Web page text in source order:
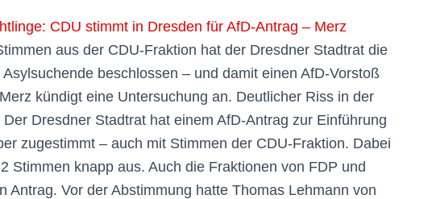
CDU stimmt in Dresden für AfD-Antrag – Merz
aus der CDU-Fraktion hat der Dresdner Stadtrat die
beschlossen – und damit einen AfD-Vorstoß
kündigt eine Untersuchung an. Deutlicher Riss in der
Dresdner Stadtrat hat einem AfD-Antrag zur Einführung
zugestimmt – auch mit Stimmen der CDU-Fraktion. Dabei
Stimmen knapp aus. Auch die Fraktionen von FDP und
Antrag. Vor der Abstimmung hatte Thomas Lehmann von